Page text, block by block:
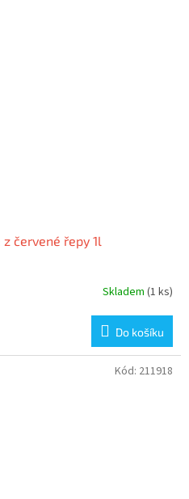
červené řepy 1l
Skladem (1 ks)
Do košíku
Kód: 211918